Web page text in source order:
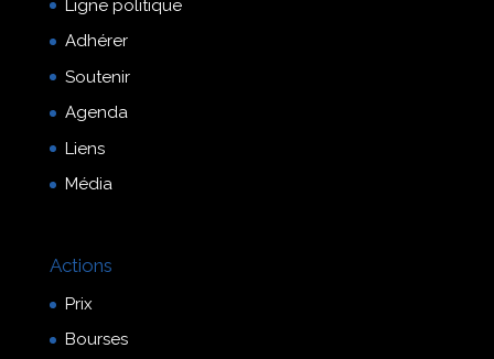
Ligne politique
Adhérer
Soutenir
Agenda
Liens
Média
Actions
Prix
Bourses